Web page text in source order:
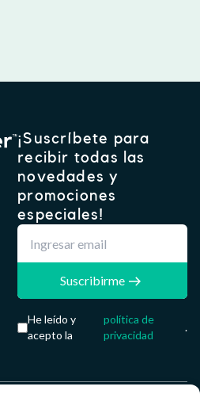
¡Suscríbete para
recibir todas las
novedades y
promociones
especiales!
Suscribirme
He leído y
acepto la
política de
privacidad
.